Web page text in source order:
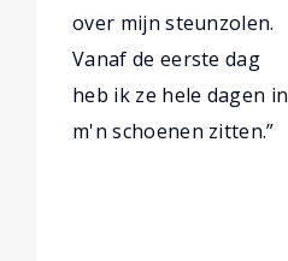
over mijn steunzolen.
Vanaf de eerste dag
heb ik ze hele dagen in
m'n schoenen zitten.”